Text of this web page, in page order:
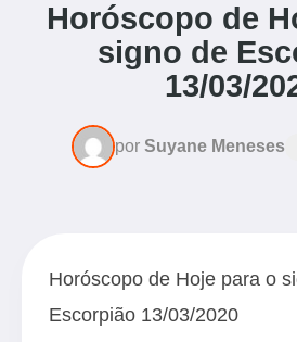
Horóscopo de
signo de
13/03/
por Suyane Meneses
Horóscopo de Hoje para o
Escorpião 13/03/2020